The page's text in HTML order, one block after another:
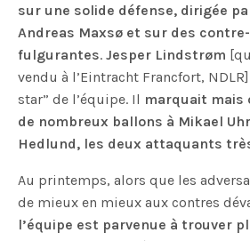
sur une solide défense, dirigée
Andreas Maxsø et sur des
fulgurantes.Jesper Lindstrøm
vendu à l’Eintracht Francfort,
star” de l’équipe. Il marquait mais
de nombreux ballons à Mikael
Hedlund, les deux attaquants
Au printemps, alors que les
de mieux en mieux aux contres
l’équipe est parvenue à trouver